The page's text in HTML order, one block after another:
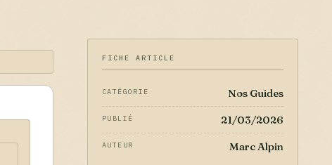
FICHE ARTICLE
CATÉGORIE Nos Guides
PUBLIÉ 21/03/2026
AUTEUR Marc Alpin